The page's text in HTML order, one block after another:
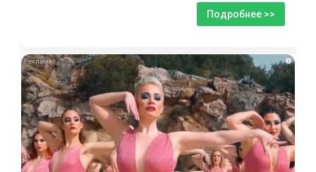
Подробнее >>
i